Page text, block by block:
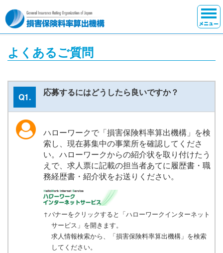
よくあるご質問
Q1. 応募するにはどうしたら良いですか？
ハローワークで「損害保険料率算出機構」を検
索し、現在募集中の事業所を確認してくださ
い。ハローワークからの紹介状を取り付けたう
えで、求人票に記載の担当者あてに履歴書・職
務経歴書・紹介状をお送りください。
↑バナーをクリックすると「ハローワークインターネット
サービス」を開きます。
求人情報検索から、「損害保険料率算出機構」を検索
してください。